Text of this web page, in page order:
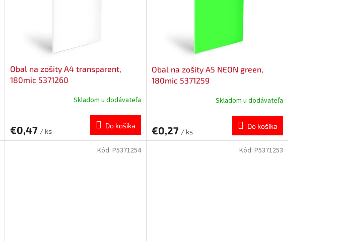
Obal na zošity A4 transparent,
180mic 5371260
Skladom u dodávateľa
€0,47 / ks
Do košíka
Obal na zošity A5 NEON green,
180mic 5371259
Skladom u dodávateľa
€0,27 / ks
Do košíka
Kód: P5371254 Kód: P5371253